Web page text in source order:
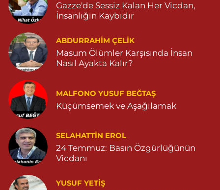
0 (482) 251 34 64 Yol Tarifi Al
BAHÇEBAŞI MAH. SELAHATTİN EYYUBİ CAD NO:57 A
04823812363
0 (482) 381 23 63 Yol Tarifi Al
Seyhan Eczanesi
SEFA MAHALLE Z.ABİDİN ERDEM CADDE NO:23 B 05468034323
0 (546) 803 43 23
Ömerli Eczanesi
YENİ MAHALLE HASTANE CADDESİ 3086 SOKAK NO:7 2
04825413333
0 (482) 541 33 33
Gazze'de Sessiz Kalan Her Vicdan,
İnsanlığın Kaybıdır
ABDURRAHIM ÇELİK
Masum Ölümler Karşısında İnsan
Nasıl Ayakta Kalır?
MALFONO YUSUF BEĞTAŞ
Küçümsemek ve Aşağılamak
SELAHATTIN EROL
24 Temmuz: Basın Özgürlüğünün
Vicdanı
YUSUF YETİŞ